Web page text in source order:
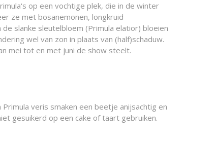
op een vochtige plek, die in de winter
ze met bosanemonen, longkruid
slanke sleutelbloem (Primula elatior) bloeien
wel van zon in plaats van (half)schaduw.
mei tot en met juni de show steelt.
veris smaken een beetje anijsachtig en
gesuikerd op een cake of taart gebruiken.